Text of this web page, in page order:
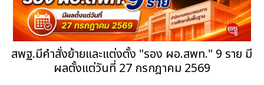
สพฐ.มีคำสั่งย้ายและแต่งตั้ง "รอง ผอ.สพท." 9 ราย มี
ผลตั้งแต่วันที่ 27 กรกฎาคม 2569